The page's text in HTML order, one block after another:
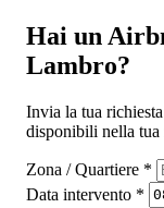
Hai un
Lambro?
Invia la tua
disponibili nella tua
Zona / Quartiere *
Data intervento *